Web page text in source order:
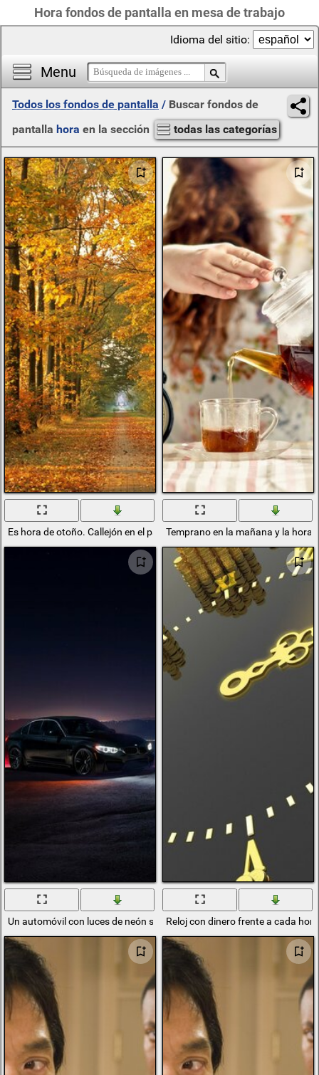
Hora fondos de pantalla en mesa de trabajo
Menu
Idioma del sitio:
Todos los fondos de pantalla / Buscar fondos de
pantalla hora en la sección todas las categorías
Es hora de otoño. Callejón en el parqueTemprano en la mañana y la hora
Un automóvil con luces de neón se encuentra en una colina desierta a
Reloj con dinero frente a cada hora